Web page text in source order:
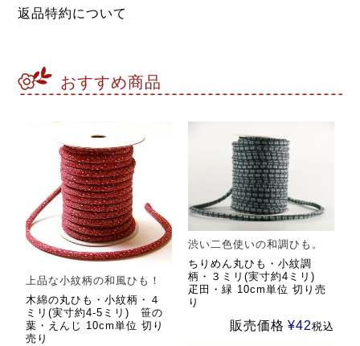
返品特約について
おすすめ商品
上品な小紋柄の和風ひも！
木綿の丸ひも・小紋柄・４
ミリ(実寸約4-5ミリ) 笹の
葉・えんじ 10cm単位 切り
売り
渋い二色使いの和調ひも。
ちりめん丸ひも・小紋調
柄・３ミリ(実寸約4ミリ)
疋田・緑 10cm単位 切り売
り
販売価格 ¥42税込